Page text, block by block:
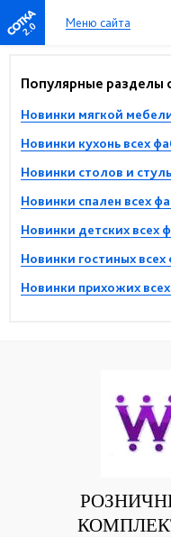
2.0 Меню сайта
Популярные разделы
Новинки мягкой
Новинки кухонь всех
Новинки столов и
Новинки спален всех
Новинки детских всех
Новинки гостиных
Новинки прихожих